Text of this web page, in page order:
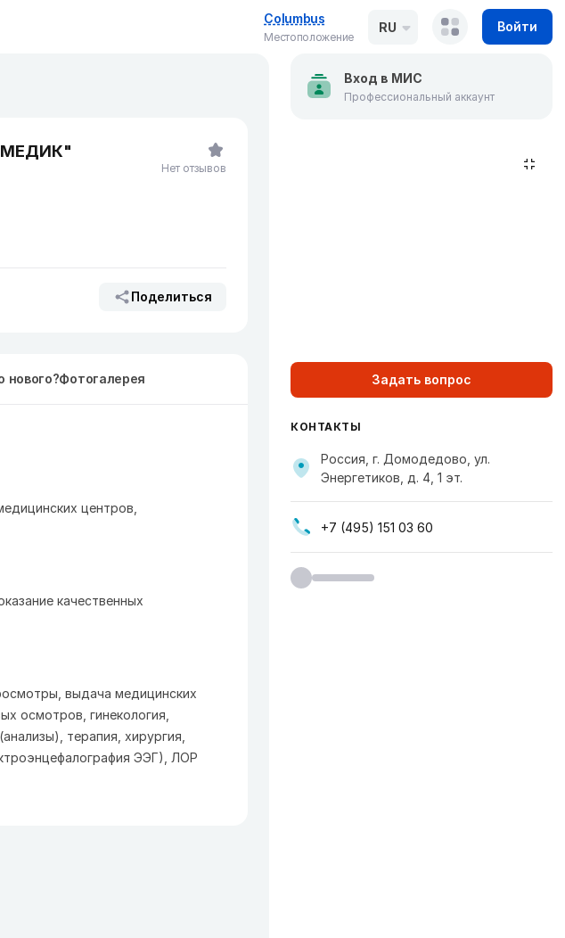
Columbus
Местоположение
RU Войти
Поделиться
Нет отзывов
нового?Фотогалерея
центров,
качественных
выдача медицинских
осмотров, гинекология,
терапия, хирургия,
ЭЭГ), ЛОР
Вход в МИС
Профессиональный аккаунт
Задать вопрос
КОНТАКТЫ
Россия, г. Домодедово, ул.
Энергетиков, д. 4, 1 эт.
+7 (495) 151 03 60